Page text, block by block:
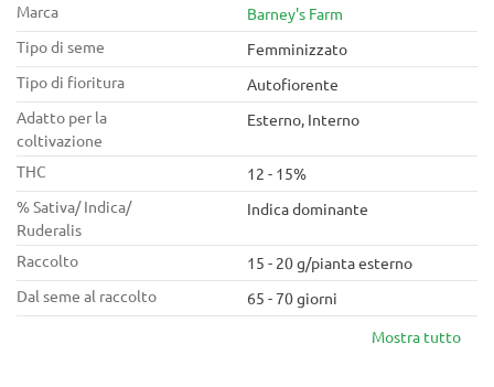
Marca
Barney's Farm
Tipo di seme
Femminizzato
Tipo di fioritura
Autofiorente
Adatto per la
coltivazione
Esterno, Interno
THC
12 - 15%
% Sativa/ Indica/
Ruderalis
Indica dominante
Raccolto
15 - 20 g/pianta esterno
Dal seme al raccolto
65 - 70 giorni
Mostra tutto